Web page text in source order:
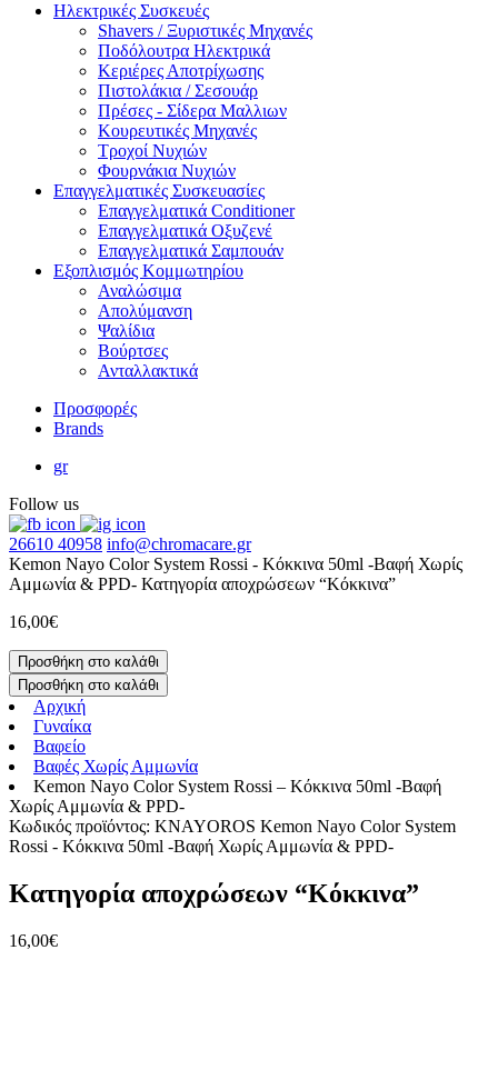
Ηλεκτρικές Συσκευές
Shavers / Ξυριστικές Μηχανές
Ποδόλουτρα Ηλεκτρικά
Κεριέρες Αποτρίχωσης
Πιστολάκια / Σεσουάρ
Πρέσες - Σίδερα Μαλλιων
Κουρευτικές Μηχανές
Τροχοί Νυχιών
Φουρνάκια Νυχιών
Επαγγελματικές Συσκευασίες
Επαγγελματικά Conditioner
Επαγγελματικά Oξυζενέ
Επαγγελματικά Σαμπουάν
Εξοπλισμός Κομμωτηρίου
Αναλώσιμα
Απολύμανση
Ψαλίδια
Βούρτσες
Ανταλλακτικά
Προσφορές
Brands
gr
Follow us
26610 40958 info@chromacare.gr
Kemon Nayo Color System Rossi - Κόκκινα 50ml -Βαφή Χωρίς
Αμμωνία & PPD- Κατηγορία αποχρώσεων “Κόκκινα”
16,00€
Προσθήκη στο καλάθι
Προσθήκη στο καλάθι
Αρχική
Γυναίκα
Βαφείο
Βαφές Χωρίς Αμμωνία
Kemon Nayo Color System Rossi – Κόκκινα 50ml -Βαφή
Χωρίς Αμμωνία & PPD-
Κωδικός προϊόντος: KNAYOROS Kemon Nayo Color System
Rossi - Κόκκινα 50ml -Βαφή Χωρίς Αμμωνία & PPD-
Κατηγορία αποχρώσεων “Κόκκινα”
16,00€